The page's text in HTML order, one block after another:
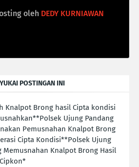
oleh DEDY KURNIAWAN
POSTINGAN INI
Knalpot Brong hasil Cipta kondisi
Ujung Pandang
Pemusnahan Knalpot Brong
Cipta Kondisi**Polsek Ujung
Memusnahan Knalpot Brong Hasil